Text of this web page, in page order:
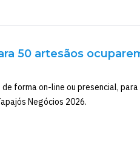
50 artesãos
forma on-line ou presencial,
Negócios 2026.